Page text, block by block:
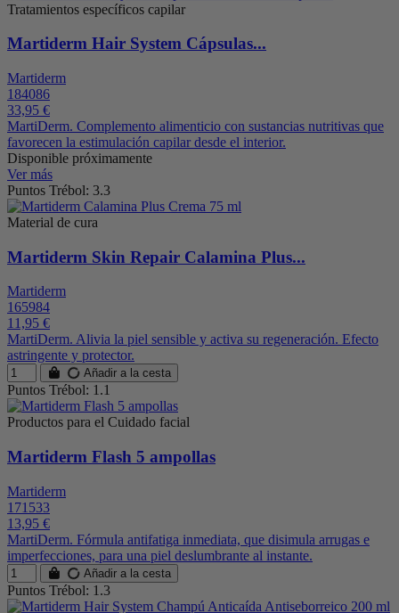
Tratamientos específicos capilar
Martiderm Hair System Cápsulas...
Martiderm
184086
33,95 €
MartiDerm. Complemento alimenticio con sustancias nutritivas que
favorecen la estimulación capilar desde el interior.
Disponible próximamente
Ver más
Puntos Trébol: 3.3
Material de cura
Martiderm Skin Repair Calamina Plus...
Martiderm
165984
11,95 €
MartiDerm. Alivia la piel sensible y activa su regeneración. Efecto
astringente y protector.
Añadir a la cesta
Puntos Trébol: 1.1
Productos para el Cuidado facial
Martiderm Flash 5 ampollas
Martiderm
171533
13,95 €
MartiDerm. Fórmula antifatiga inmediata, que disimula arrugas e
imperfecciones, para una piel deslumbrante al instante.
Añadir a la cesta
Puntos Trébol: 1.3